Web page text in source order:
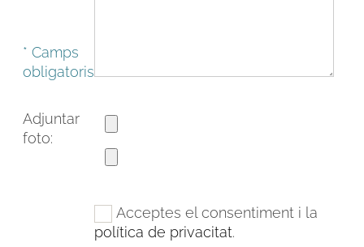
INSTAGRAM
* Camps
obligatoris
Adjuntar
foto:
Acceptes el consentiment i la
política de privacitat.